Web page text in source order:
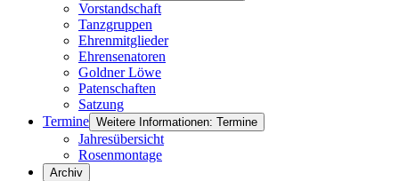
Vorstandschaft
Tanzgruppen
Ehrenmitglieder
Ehrensenatoren
Goldner Löwe
Patenschaften
Satzung
Termine Weitere Informationen: Termine
Jahresübersicht
Rosenmontage
Archiv